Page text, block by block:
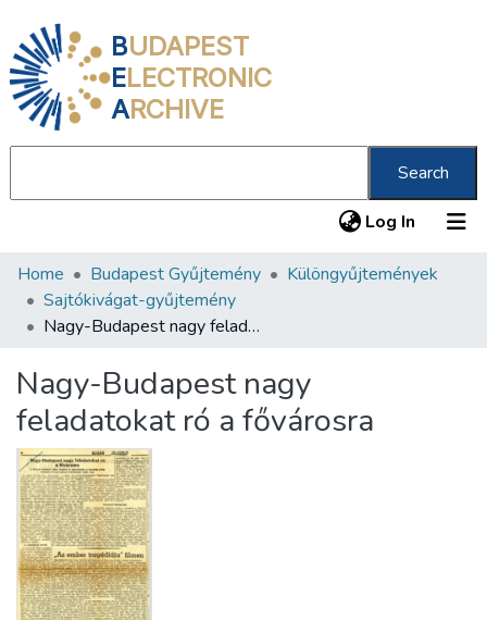
BUDAPEST
ELECTRONIC
ARCHIVE
Search
Log In (current)
Communities & Collections
All of DSpace
About us
Home Budapest Gyűjtemény
Különgyűjtemények
Sajtókivágat-gyűjtemény
Nagy-Budapest nagy feladatokat ró a fővárosra
Nagy-Budapest nagy
feladatokat ró a fővárosra